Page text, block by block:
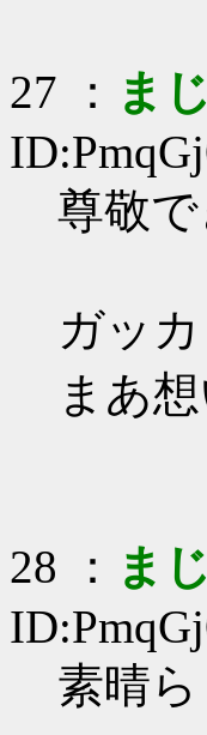
27 ： まじ
尊敬
ガッ
まあ
28 ： まじ
素晴